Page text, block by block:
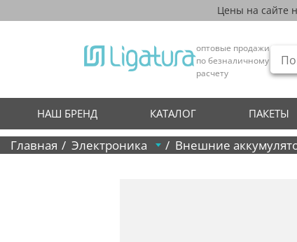
Цены на сайте
оптовые продажи
по безналичному
расчету
НАШ БРЕНД КАТАЛОГ ПАКЕТЫ
Главная Электроника Внешние